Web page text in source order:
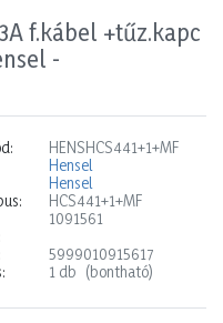
f.kábel +tűz.kapc
-
HENSHCS441+1+MF
Hensel
Hensel
HCS441+1+MF
1091561
5999010915617
1 db (bontható)